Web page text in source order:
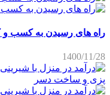
راه های رسیدن به کسب و
1400/11/28